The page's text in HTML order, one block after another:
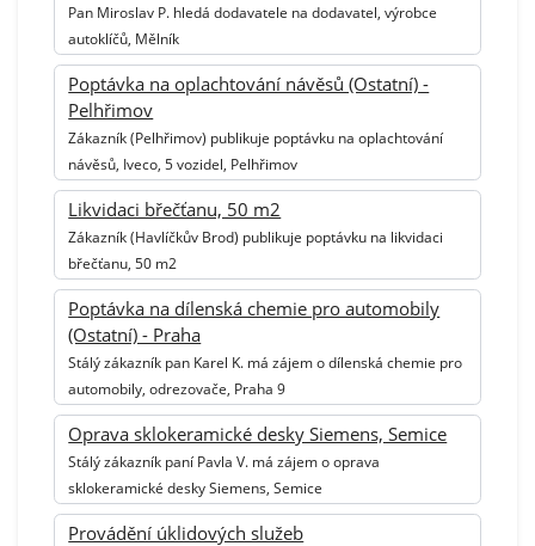
Pan Miroslav P. hledá dodavatele na dodavatel, výrobce
autoklíčů, Mělník
Poptávka na oplachtování návěsů (Ostatní) -
Pelhřimov
Zákazník (Pelhřimov) publikuje poptávku na oplachtování
návěsů, Iveco, 5 vozidel, Pelhřimov
Likvidaci břečťanu, 50 m2
Zákazník (Havlíčkův Brod) publikuje poptávku na likvidaci
břečťanu, 50 m2
Poptávka na dílenská chemie pro automobily
(Ostatní) - Praha
Stálý zákazník pan Karel K. má zájem o dílenská chemie pro
automobily, odrezovače, Praha 9
Oprava sklokeramické desky Siemens, Semice
Stálý zákazník paní Pavla V. má zájem o oprava
sklokeramické desky Siemens, Semice
Provádění úklidových služeb